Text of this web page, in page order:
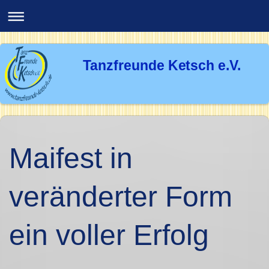
Tanzfreunde Ketsch e.V.
Maifest in
veränderter Form
ein voller Erfolg